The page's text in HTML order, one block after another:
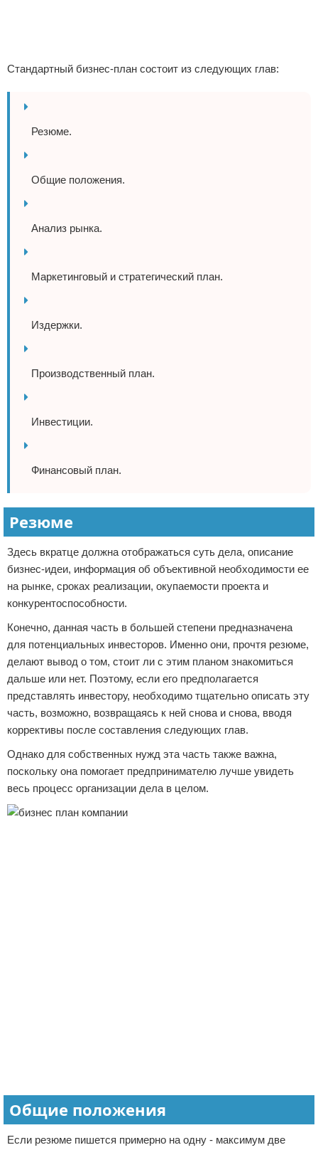
Стандартный бизнес-план состоит из следующих глав:
Резюме.
Общие положения.
Анализ рынка.
Маркетинговый и стратегический план.
Издержки.
Производственный план.
Инвестиции.
Финансовый план.
Резюме
Здесь вкратце должна отображаться суть дела, описание
бизнес-идеи, информация об объективной необходимости ее
на рынке, сроках реализации, окупаемости проекта и
конкурентоспособности.
Конечно, данная часть в большей степени предназначена
для потенциальных инвесторов. Именно они, прочтя резюме,
делают вывод о том, стоит ли с этим планом знакомиться
дальше или нет. Поэтому, если его предполагается
представлять инвестору, необходимо тщательно описать эту
часть, возможно, возвращаясь к ней снова и снова, вводя
коррективы после составления следующих глав.
Однако для собственных нужд эта часть также важна,
поскольку она помогает предпринимателю лучше увидеть
весь процесс организации дела в целом.
Общие положения
Если резюме пишется примерно на одну - максимум две